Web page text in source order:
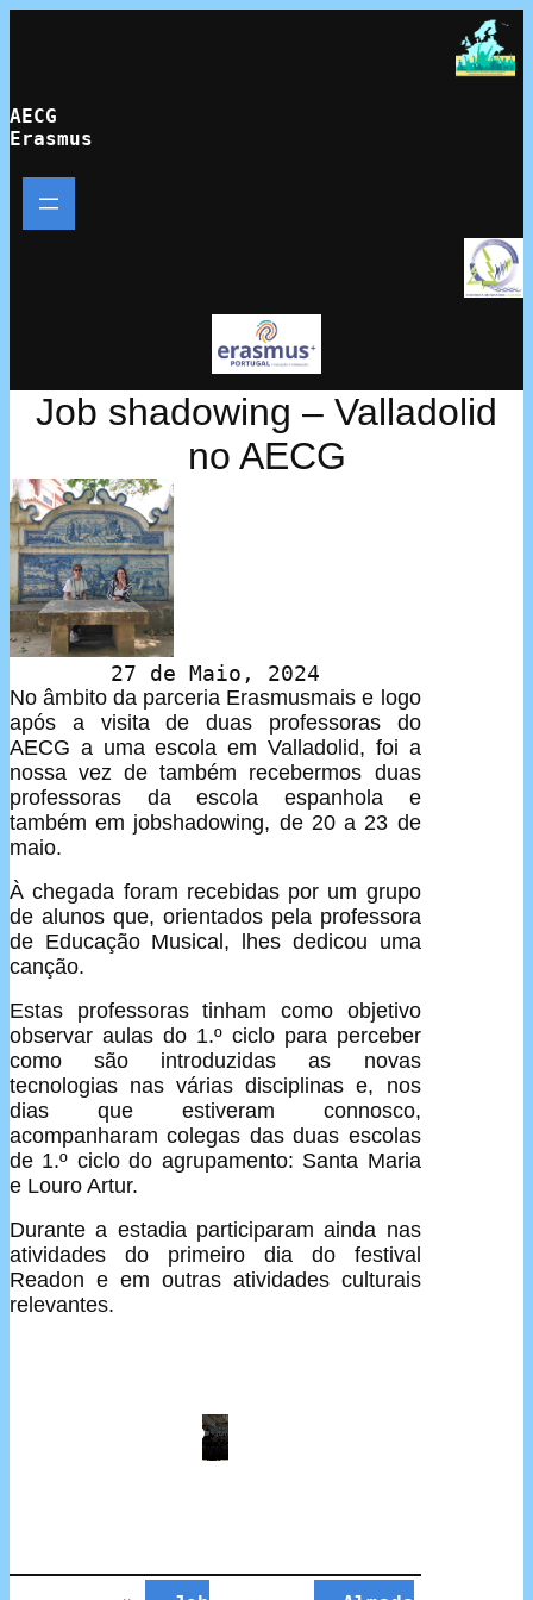
AECG
Erasmus
Job shadowing – Valladolid
no AECG
27 de Maio, 2024
No âmbito da parceria Erasmusmais e logo
após a visita de duas professoras do
AECG a uma escola em Valladolid, foi a
nossa vez de também recebermos duas
professoras da escola espanhola e
também em jobshadowing, de 20 a 23 de
maio.
À chegada foram recebidas por um grupo
de alunos que, orientados pela professora
de Educação Musical, lhes dedicou uma
canção.
Estas professoras tinham como objetivo
observar aulas do 1.º ciclo para perceber
como são introduzidas as novas
tecnologias nas várias disciplinas e, nos
dias que estiveram connosco,
acompanharam colegas das duas escolas
de 1.º ciclo do agrupamento: Santa Maria
e Louro Artur.
Durante a estadia participaram ainda nas
atividades do primeiro dia do festival
Readon e em outras atividades culturais
relevantes.